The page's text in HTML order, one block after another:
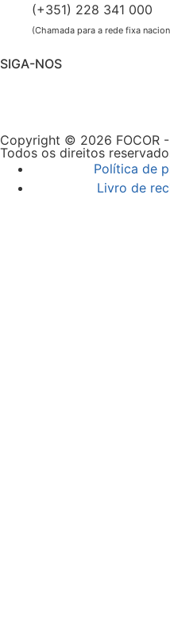
(+351) 228 341 000
(Chamada para a rede fixa
SIGA-NOS
Copyright © 2026 FOCOR
Todos os direitos
Política de
Livro de